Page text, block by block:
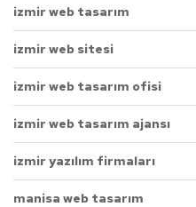
izmir web tasarım
izmir web sitesi
izmir web tasarım ofisi
izmir web tasarım ajansı
izmir yazılım firmaları
manisa web tasarım